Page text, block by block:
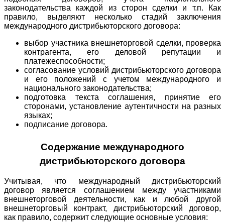
законодательства каждой из сторон сделки и т.п. Как
правило, выделяют несколько стадий заключения
международного дистрибьюторского договора:
выбор участника внешнеторговой сделки, проверка
контрагента, его деловой репутации и
платежеспособности;
согласование условий дистрибьюторского договора
и его положений с учетом международного и
национального законодательства;
подготовка текста соглашения, принятие его
сторонами, установление аутентичности на разных
языках;
подписание договора.
Содержание международного
дистрибьюторского договора
Учитывая, что международный дистрибьюторский
договор является соглашением между участниками
внешнеторговой деятельности, как и любой другой
внешнеторговый контракт, дистрибьюторский договор,
как правило, содержит следующие основные условия: